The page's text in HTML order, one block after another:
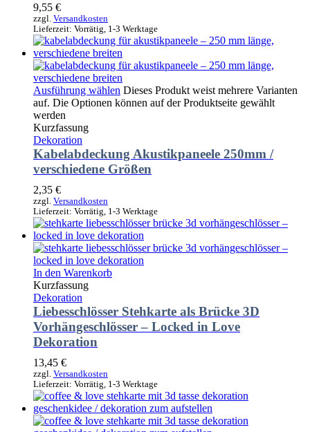
9,55 €
zzgl. Versandkosten
Lieferzeit: Vorrätig, 1-3 Werktage
Ausführung wählen Dieses Produkt weist mehrere Varianten
auf. Die Optionen können auf der Produktseite gewählt
werden
Kurzfassung
Dekoration
Kabelabdeckung Akustikpaneele 250mm /
verschiedene Größen
2,35 €
zzgl. Versandkosten
Lieferzeit: Vorrätig, 1-3 Werktage
In den Warenkorb
Kurzfassung
Dekoration
Liebesschlösser Stehkarte als Brücke 3D
Vorhängeschlösser – Locked in Love
Dekoration
13,45 €
zzgl. Versandkosten
Lieferzeit: Vorrätig, 1-3 Werktage